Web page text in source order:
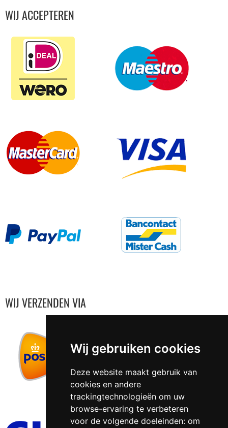
Wij gebruiken cookies
Deze website maakt gebruik van
cookies en andere
trackingtechnologieën om uw
browse-ervaring te verbeteren
voor de volgende doeleinden: om
WIJ ACCEPTEREN
WIJ VERZENDEN VIA